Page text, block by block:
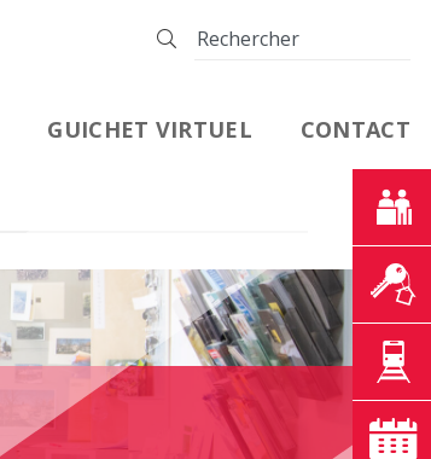
GUICHET VIRTUEL CONTACT